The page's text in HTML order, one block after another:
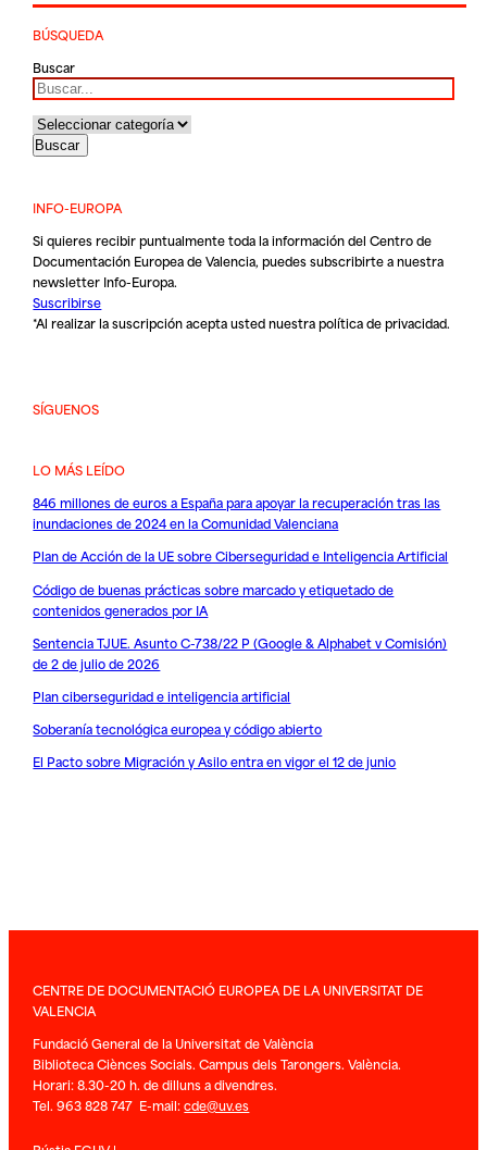
BÚSQUEDA
Buscar
INFO-EUROPA
Si quieres recibir puntualmente toda la información del Centro de
Documentación Europea de Valencia, puedes subscribirte a nuestra
newsletter Info-Europa.
Suscribirse
*Al realizar la suscripción acepta usted nuestrapolítica de privacidad.
SÍGUENOS
LO MÁS LEÍDO
846 millones de euros a España para apoyar la recuperación tras las
inundaciones de 2024 en la Comunidad Valenciana
Plan de Acción de la UE sobre Ciberseguridad e Inteligencia Artificial
Código de buenas prácticas sobre marcado y etiquetado de
contenidos generados por IA
Sentencia TJUE. Asunto C-738/22 P (Google & Alphabet v Comisión)
de 2 de julio de 2026
Plan ciberseguridad e inteligencia artificial
Soberanía tecnológica europea y código abierto
El Pacto sobre Migración y Asilo entra en vigor el 12 de junio
CENTRE DE DOCUMENTACIÓ EUROPEA DE LA UNIVERSITAT DE
VALENCIA
Fundació General de la Universitat de València
Biblioteca Ciènces Socials. Campus dels Tarongers. València.
Horari: 8.30-20 h. de dilluns a divendres.
Tel. 963 828 747 E-mail:cde@uv.es